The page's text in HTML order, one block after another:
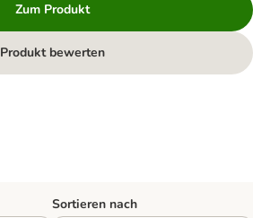
Zum Produkt
Produkt bewerten
Sortieren nach